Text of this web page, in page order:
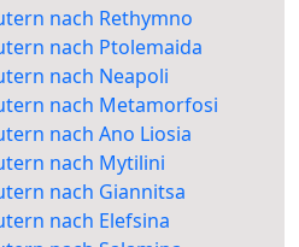
nach Rethymno
nach Ptolemaida
nach Neapoli
nach Metamorfosi
nach Ano Liosia
nach Mytilini
nach Giannitsa
nach Elefsina